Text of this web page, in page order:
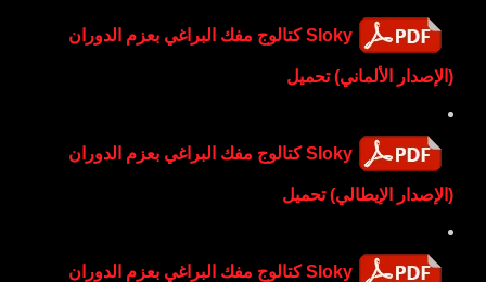
Sloky كتالوج مفك البراغي بعزم الدوران
(الإصدار الألماني) تحميل
Sloky كتالوج مفك البراغي بعزم الدوران
(الإصدار الإيطالي) تحميل
Sloky كتالوج مفك البراغي بعزم الدوران